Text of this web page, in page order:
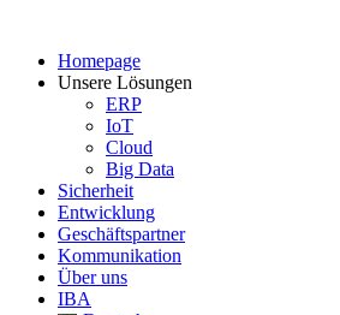
Homepage
Unsere Lösungen
ERP
IoT
Cloud
Big Data
Sicherheit
Entwicklung
Geschäftspartner
Kommunikation
Über uns
IBA